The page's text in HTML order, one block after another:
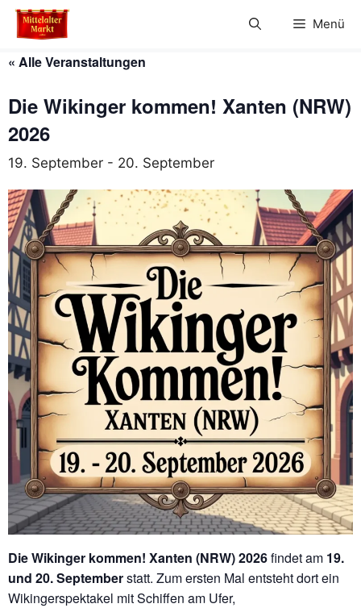
Zum
Inhalt
Menü
« Alle Veranstaltungen
Die Wikinger kommen! Xanten (NRW)
2026
19. September - 20. September
Die Wikinger kommen! Xanten (NRW) 2026findet am 19.
und 20. Septemberstatt. Zum ersten Mal entsteht dort ein
Wikingerspektakel mit Schiffen am Ufer,